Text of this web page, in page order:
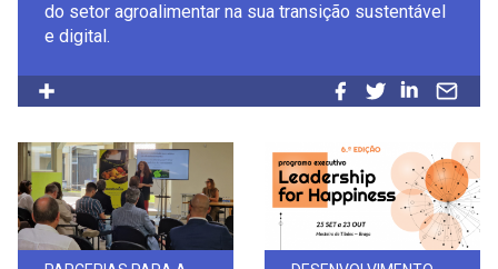
do setor agroalimentar na sua transição sustentável
e digital.